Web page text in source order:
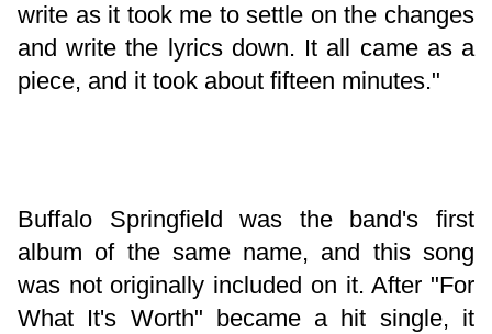
write as it took me to settle on the changes
and write the lyrics down. It all came as a
piece, and it took about fifteen minutes."
Buffalo Springfield was the band's first
album of the same name, and this song
was not originally included on it. After "For
What It's Worth" became a hit single, it